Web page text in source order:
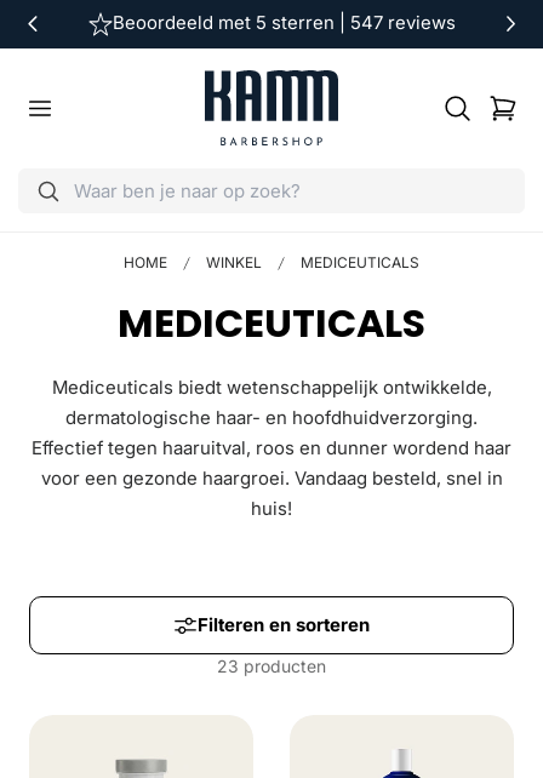
de inhoudBeoordeeld met 5 sterren | 547 reviews
HOME WINKEL MEDICEUTICALS
V
E
R
Z
L
I
MEDICEUTICALS
Mediceuticals biedt wetenschappelijk ontwikkelde,
dermatologische haar- en hoofdhuidverzorging.
Effectief tegen haaruitval, roos en dunner wordend haar
voor een gezonde haargroei. Vandaag besteld, snel in
huis!
Filteren en sorteren
23 producten